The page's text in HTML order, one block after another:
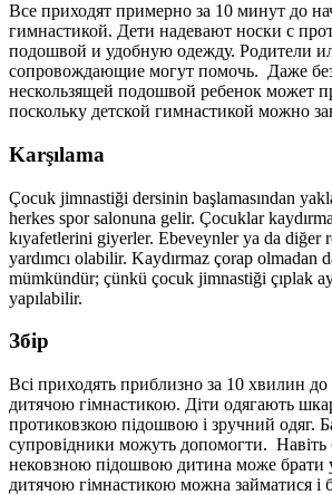
Все приходят примерно за 10 минут до
гимнастикой. Дети надевают носки с
подошвой и удобную одежду. Родители
сопровождающие могут помочь. Даже
нескользящей подошвой ребенок может
поскольку детской гимнастикой можно
Karşılama
Çocuk jimnastiği dersinin başlamasından
herkes spor salonuna gelir. Çocuklar
kıyafetlerini giyerler. Ebeveynler ya da diğer
yardımcı olabilir. Kaydırmaz çorap olmadan
mümkündür; çünkü çocuk jimnastiği çıplak
yapılabilir.
Збір
Всі приходять приблизно за 10 хвилин до
дитячою гімнастикою. Діти одягають
протиковзкою підошвою і зручний одяг.
супровідники можуть допомогти. Навіть
нековзною підошвою дитина може брати
дитячою гімнастикою можна займатися і